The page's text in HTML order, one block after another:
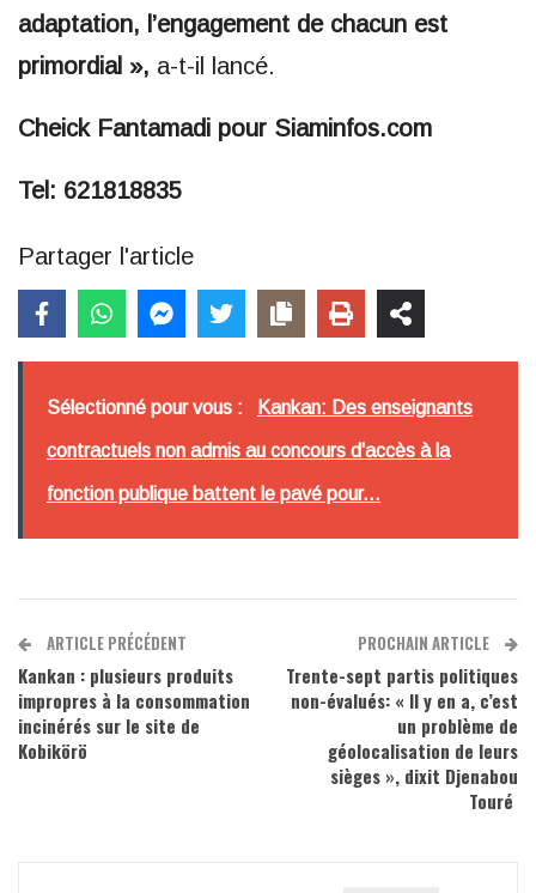
adaptation, l’engagement de chacun est
primordial », a-t-il lancé.
Cheick Fantamadi pour Siaminfos.com
Tel: 621818835
Partager l'article
Sélectionné pour vous : Kankan: Des enseignants
contractuels non admis au concours d'accès à la
fonction publique battent le pavé pour...
ARTICLE PRÉCÉDENT
Kankan : plusieurs produits
impropres à la consommation
incinérés sur le site de
Kobikörö
PROCHAIN ARTICLE
Trente-sept partis politiques
non-évalués: « Il y en a, c’est
un problème de
géolocalisation de leurs
sièges », dixit Djenabou
Touré